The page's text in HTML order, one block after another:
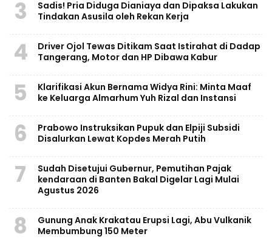
3
Sadis! Pria Diduga Dianiaya dan Dipaksa Lakukan
Tindakan Asusila oleh Rekan Kerja
4
Driver Ojol Tewas Ditikam Saat Istirahat di Dadap
Tangerang, Motor dan HP Dibawa Kabur
5
Klarifikasi Akun Bernama Widya Rini: Minta Maaf
ke Keluarga Almarhum Yuh Rizal dan Instansi
6
Prabowo Instruksikan Pupuk dan Elpiji Subsidi
Disalurkan Lewat Kopdes Merah Putih
7
Sudah Disetujui Gubernur, Pemutihan Pajak
kendaraan di Banten Bakal Digelar Lagi Mulai
Agustus 2026
8
Gunung Anak Krakatau Erupsi Lagi, Abu Vulkanik
Membumbung 150 Meter